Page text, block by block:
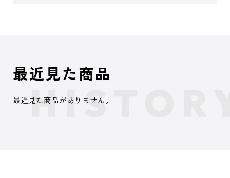
最近見た商品
最近見た商品がありません。